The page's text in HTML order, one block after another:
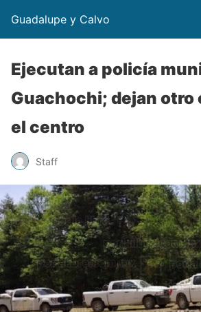
Guadalupe y Calvo
Ejecutan a policía
Guachochi; dejan otro
el centro
Staff